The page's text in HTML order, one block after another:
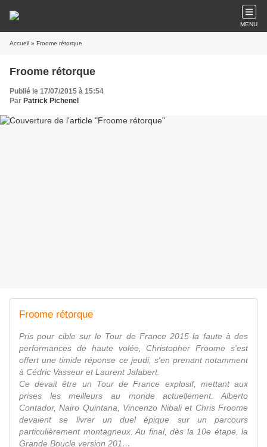
MENU
Accueil » Froome rétorque
Froome rétorque
Publié le 17/07/2015 à 15:54
Par Patrick Pichenel
Froome rétorque
Pris pour cible sur le Tour de France 2015 la faute à des
performances de haute volée, Christopher Froome s'est
offert une timide réponse ce jeudi, s'en prenant notamment
à Cédric Vasseur et Laurent Jalabert.
Ce devait être un Tour de France explosif, mettant aux
prises les meilleurs au monde actuellement. Alberto
Contador, Nairo Quintana, Vincenzo Nibali et Chris Froome
devaient se livrer un duel épique sur un parcours
particulièrement montagneux. Au final, dès la 10e étape, la
Grande Boucle version 201…